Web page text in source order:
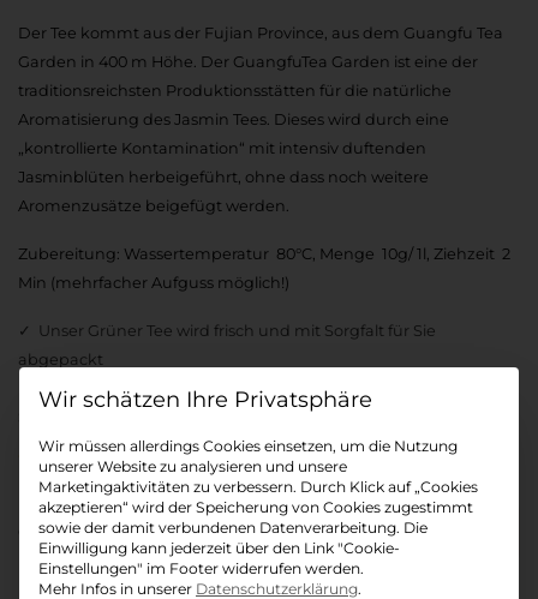
Der Tee kommt aus der Fujian Province, aus dem Guangfu Tea
Garden in 400 m Höhe. Der GuangfuTea Garden ist eine der
traditionsreichsten Produktionsstätten für die natürliche
Aromatisierung des Jasmin Tees. Dieses wird durch eine
„kontrollierte Kontamination“ mit intensiv duftenden
Jasminblüten herbeigeführt, ohne dass noch weitere
Aromenzusätze beigefügt werden.
Zubereitung: Wassertemperatur 80°C, Menge 10g/ 1l, Ziehzeit 2
Min (mehrfacher Aufguss möglich!)
Unser Grüner Tee wird frisch und mit Sorgfalt für Sie
abgepackt
Der Tee ist gewöhnlich versandbereit innerhalb von 24
ø4,9/5 bewertet
Gewicht
Datenschutz-Präferenz
Wir müssen allerdings Cookies einsetzen, um die Nutzung
unserer Website zu analysieren und unsere
Marketingaktivitäten zu verbessern. Durch Klick auf „Cookies
akzeptieren“ wird der Speicherung von Cookies zugestimmt
sowie der damit verbundenen Datenverarbeitung. Die
Einwilligung kann jederzeit über den Link "Cookie-
Einstellungen" im Footer widerrufen werden.
Mehr Infos in unserer Datenschutzerklärung.